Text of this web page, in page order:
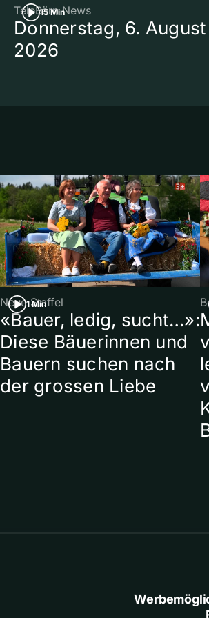
15 Min
TeleBärn News
Donnerstag, 6. August
2026
1 Min
Neue Staffel
«Bauer, ledig, sucht…»:
Diese Bäuerinnen und
Bauern suchen nach
der grossen Liebe